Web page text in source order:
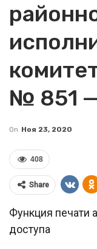
№ 851
On Ноя 23, 2020
408
Share
Функция печати
доступа